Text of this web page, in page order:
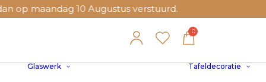
maandag 10 Augustus verstuurd.
Glaswerk Tafeldecoratie